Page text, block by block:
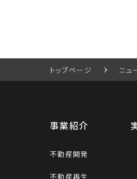
トップページ ニュ
事業紹介
不動産開発
不動産再生